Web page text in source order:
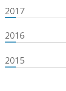
2017
2016
2015